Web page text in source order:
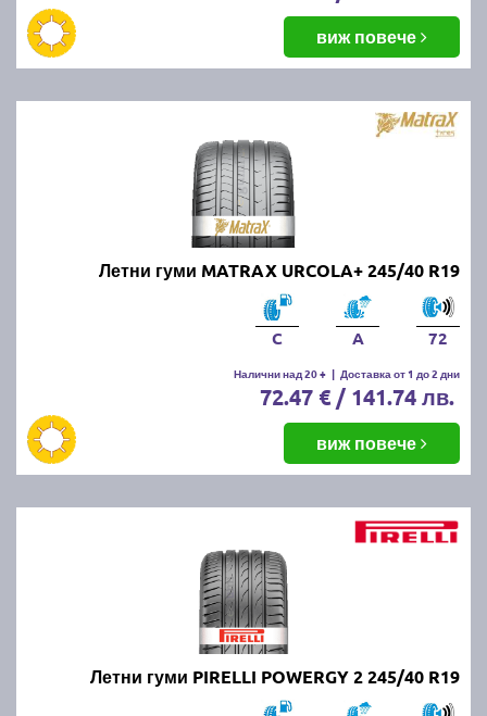
виж повече
Летни гуми MATRAX URCOLA+ 245/40 R19
C A 72
Налични над 20 + | Доставка от 1 до 2 дни
72.47 € / 141.74 лв.
виж повече
Летни гуми PIRELLI POWERGY 2 245/40 R19